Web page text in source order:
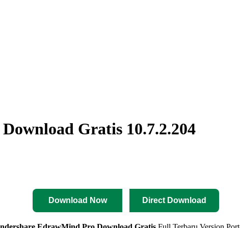
Gratis 10.7.2.204
Download Now Direct Download